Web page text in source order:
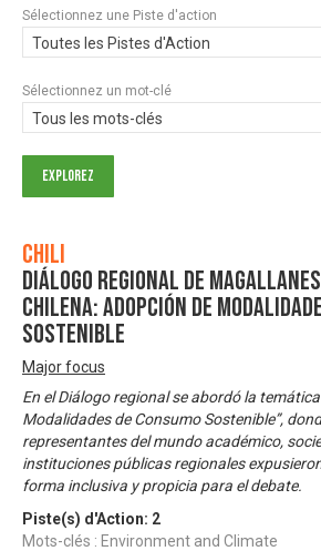
Sélectionnez une Piste d'action
Toutes les Pistes d'Action
Sélectionnez un mot-clé
Tous les mots-clés
Chili
Diálogo Regional de
Chilena: Adopción de
sostenible
Major focus
En el Diálogo regional se abordó la
Modalidades de Consumo Sostenible”,
representantes del mundo académico,
instituciones públicas regionales
forma inclusiva y propicia para el debate.
Piste(s) d'Action: 2
Mots-clés : Environment and Climate